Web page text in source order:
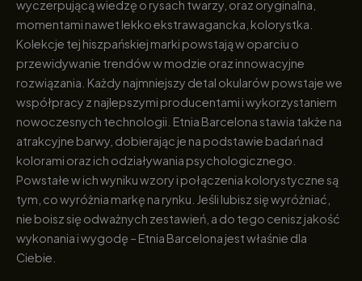
wyczerpującą wiedzę o rysach twarzy, oraz oryginalna,
momentami nawet lekko ekstrawagancka, kolorystka.
Kolekcje tej hiszpańskiej marki powstają w oparciu o
przewidywanie trendów w modzie oraz innowacyjne
rozwiązania. Każdy najmniejszy detal okularów powstaje we
współpracy z najlepszymi producentami i wykorzystaniem
nowoczesnych technologii. Etnia Barcelona stawia także na
atrakcyjne barwy, dobierając je na podstawie badań nad
kolorami oraz ich odziaływania psychologicznego.
Powstałe w ich wyniku wzory i połączenia kolorystyczne są
tym, co wyróżnia markę na rynku. Jeśli lubisz się wyróżniać,
nie boisz się odważnych zestawień, a do tego cenisz jakość
wykonania i wygodę – Etnia Barcelona jest właśnie dla
Ciebie.